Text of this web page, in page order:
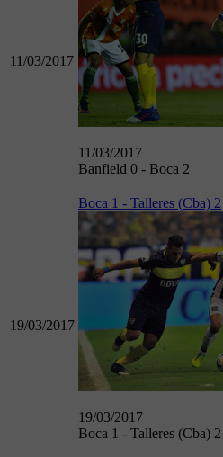
11/03/2017
11/03/2017
Banfield 0 - Boca 2
19/03/2017
Boca 1 - Talleres (Cba) 2
19/03/2017
Boca 1 - Talleres (Cba) 2